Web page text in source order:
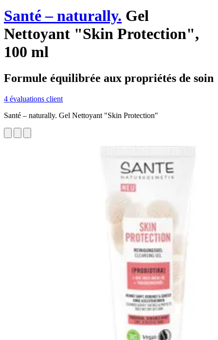
Santé – naturally. Gel
Nettoyant "Skin Protection",
100 ml
Formule équilibrée aux propriétés de soin
4 évaluations client
Santé – naturally. Gel Nettoyant "Skin Protection"